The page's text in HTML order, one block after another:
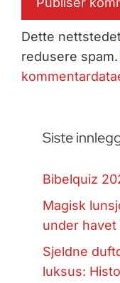
Dette
redusere spam.
Siste
Bibelquiz
Magisk
under havet
Sjeldne
luksus: